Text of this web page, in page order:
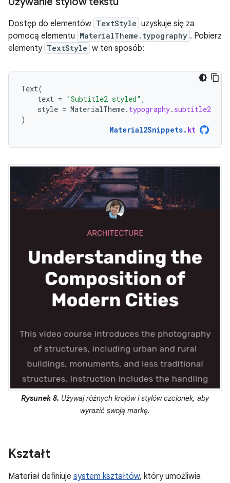
Dostęp do elementów TextStyle uzyskuje się za
pomocą elementu MaterialTheme.typography . Pobierz
elementy TextStyle w ten sposób:
Text(
text = "Subtitle2 styled" ,
style = MaterialTheme. typography. subtitle2
)
Material2Snippets. kt
Rysunek 8. Używaj różnych krojów i stylów czcionek, aby
wyrazić swoją markę.
Kształt
Materiał definiuje system kształtów, który umożliwia